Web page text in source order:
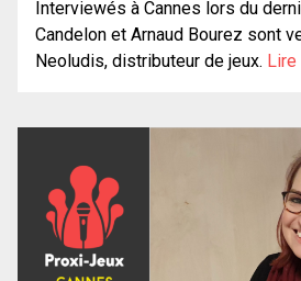
Interviewés à Cannes lors du
Candelon et Arnaud Bourez sont
Neoludis, distributeur de jeux. Lire